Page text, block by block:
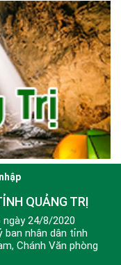
QUẢNG TRỊ
ngày 24/8/2020
ban nhân dân tỉnh
Chánh Văn phòng